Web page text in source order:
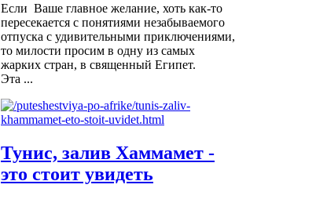
Если Ваше главное желание, хоть как-то
пересекается с понятиями незабываемого
отпуска с удивительными приключениями,
то милости просим в одну из самых
жарких стран, в священный Египет.
Эта ...
Тунис, залив Хаммамет -
это стоит увидеть